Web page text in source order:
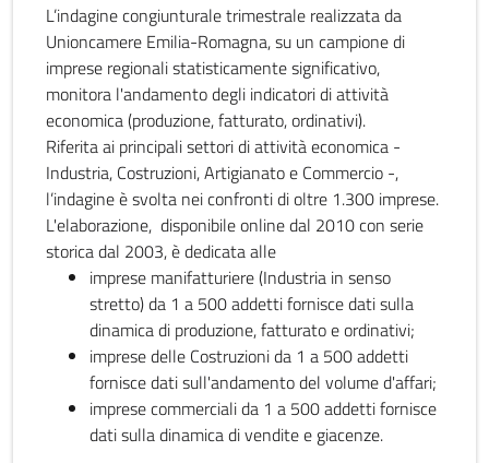
L’indagine congiunturale trimestrale realizzata da
Unioncamere Emilia-Romagna, su un campione di
imprese regionali statisticamente significativo,
monitora l'andamento degli indicatori di attività
economica (produzione, fatturato, ordinativi).
Riferita ai principali settori di attività economica -
Industria, Costruzioni, Artigianato e Commercio -,
l’indagine è svolta nei confronti di oltre 1.300 imprese.
L'elaborazione, disponibile online dal 2010 con serie
storica dal 2003, è dedicata alle
imprese manifatturiere (Industria in senso
stretto) da 1 a 500 addetti fornisce dati sulla
dinamica di produzione, fatturato e ordinativi;
imprese delle Costruzioni da 1 a 500 addetti
fornisce dati sull'andamento del volume d'affari;
imprese commerciali da 1 a 500 addetti fornisce
dati sulla dinamica di vendite e giacenze.